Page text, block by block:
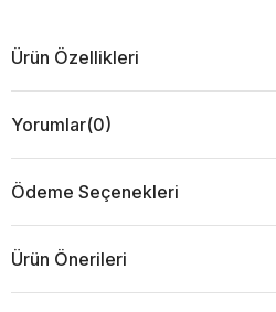
Ürün Özellikleri
Yorumlar(0)
Ödeme Seçenekleri
Ürün Önerileri